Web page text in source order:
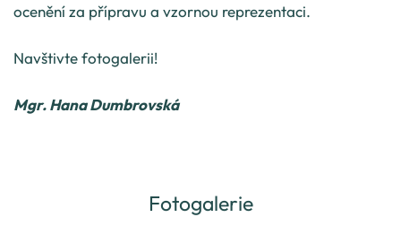
ocenění za přípravu a vzornou reprezentaci.
Navštivte fotogalerii!
Mgr. Hana Dumbrovská
Fotogalerie